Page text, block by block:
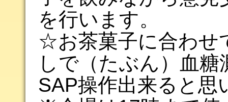
を行います。
☆お茶菓子に合わせ
しで（たぶん）血
SAP操作出来ると思